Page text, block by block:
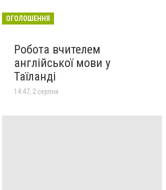
ОГОЛОШЕННЯ
Робота вчителем
англійської мови у
Таїланді
14:47, 2 серпня